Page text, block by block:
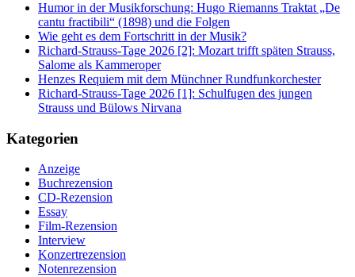
Humor in der Musikforschung: Hugo Riemanns Traktat „De
cantu fractibili“ (1898) und die Folgen
Wie geht es dem Fortschritt in der Musik?
Richard-Strauss-Tage 2026 [2]: Mozart trifft späten Strauss,
Salome als Kammeroper
Henzes Requiem mit dem Münchner Rundfunkorchester
Richard-Strauss-Tage 2026 [1]: Schulfugen des jungen
Strauss und Bülows Nirvana
Kategorien
Anzeige
Buchrezension
CD-Rezension
Essay
Film-Rezension
Interview
Konzertrezension
Notenrezension